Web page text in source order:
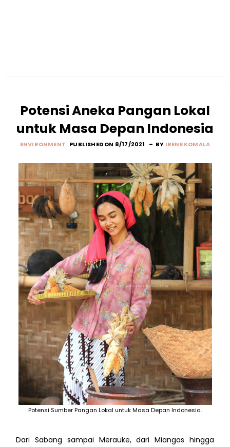
Potensi Aneka Pangan Lokal
untuk Masa Depan Indonesia
ENVIRONMENT PUBLISHED ON 8/17/2021 BY IRENE KOMALA
Potensi Sumber Pangan Lokal untuk Masa Depan Indonesia.
Dari Sabang sampai Merauke, dari Miangas hingga